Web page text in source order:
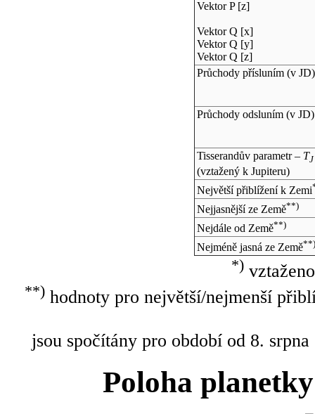
Vektor P [z]
Vektor Q [x]
Vektor Q [y]
Vektor Q [z]
Průchody přísluním (v JD)
Průchody odsluním (v JD)
Tisserandův parametr – TJ
(vztažený k Jupiteru)
Největší přiblížení k Zemi
Nejjasnější ze Země**)
Nejdále od Země**)
Nejméně jasná ze Země**)
*)
**)hodnoty pro největší/nejmenší
jsou spočítány pro období od 8.
Poloha